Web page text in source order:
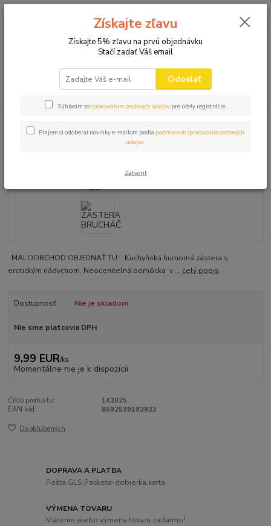
0,00 EUR
ZÁSTERA BRUCHÁČ
MALOOBCHOD OBJEDNAŤ TU: Kuchyňská humorná zástera s
erotickým nádychom. Neoceniteľná pomôcka v ... celý popis
Dostupnosť Nie je skladom
Nie sme platcovia DPH
9,99 EUR/ks
Momentálne nie je k dispozícii
Číslo produktu:
142025
EAN kód:
8592539192933
Do obľúbených
DOPRAVA A PLATBA
Pošta,GLS,Packeta-dobierka,karta
VÝMENA TOVARU
Vrátenie alebo výmena tovaru zadarmo!
Získajte zľavu
Získajte 5% zľavu na prvú objednávku
Stačí zadať Váš email
Odoslať
Súhlasím sospracovaním osobných údajov pre účely registrácie.
Prajem si odoberať novinky e-mailom podľa podmienok spracovania osobných
údajov.
Zatvoriť